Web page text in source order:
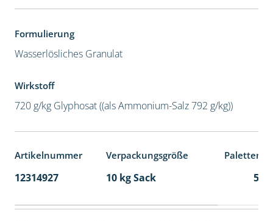
Formulierung
Wasserlösliches Granulat
Wirkstoff
720 g/kg Glyphosat ((als Ammonium-Salz 792 g/kg))
Artikelnummer Verpackungsgröße
12314927 10 kg Sack 55